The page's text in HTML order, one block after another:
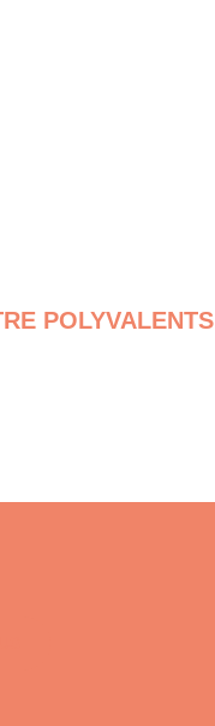
POLYVALENTS